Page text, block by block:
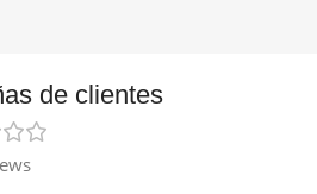
de clientes